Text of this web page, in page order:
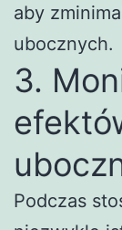
aby
ubocznych.
3.
Podczas